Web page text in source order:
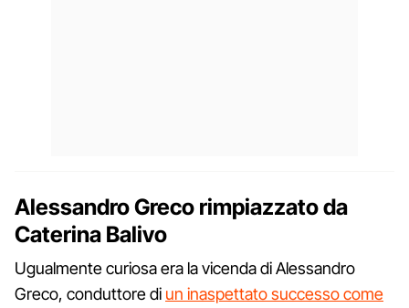
Alessandro Greco rimpiazzato da
Caterina Balivo
Ugualmente curiosa era la vicenda di Alessandro
Greco, conduttore di un inaspettato successo come